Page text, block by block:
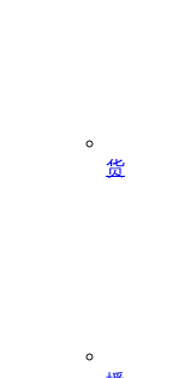
货